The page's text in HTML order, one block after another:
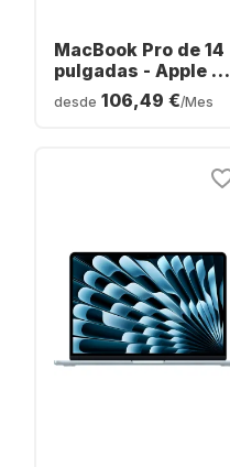
MacBook Pro de 14
pulgadas - Apple M5
Pro - 24 GB - SSD de
1 TB - Apple de 16
desde 106,49 €/Mes